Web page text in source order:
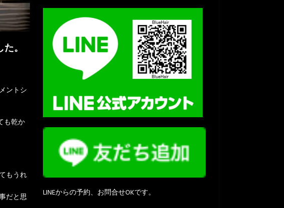
。
ントシ
も乾か
もうれ
だと思
LINEからの予約、お問合せOKです。